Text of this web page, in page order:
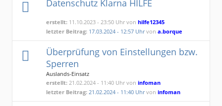
Datenschutz Klarna HILFE
erstellt: 11.10.2023 - 23:50 Uhr vonhilfe12345
letzter Beitrag: 17.03.2024 - 12:57 Uhrvona.borque
Überprüfung von Einstellungen bzw.
Sperren
Auslands-Einsatz
erstellt: 21.02.2024 - 11:40 Uhr voninfoman
letzter Beitrag: 21.02.2024 - 11:40 Uhrvoninfoman